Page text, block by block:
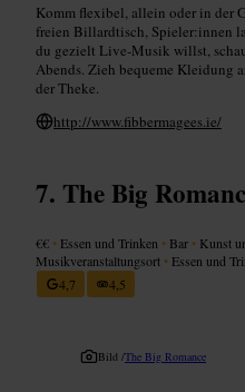
Komm flexibel, allein oder in der
freien Billardtisch, Spieler:innen
du gezielt Live‑Musik willst,
Abends. Zieh bequeme Kleidung
der Theke.
http://www.fibbermagees.ie/
The Big
€€ • Essen und Trinken • Bar • Kunst
Musikveranstaltungsort • Essen und
4,7
4,5
Bild /The Big Romance